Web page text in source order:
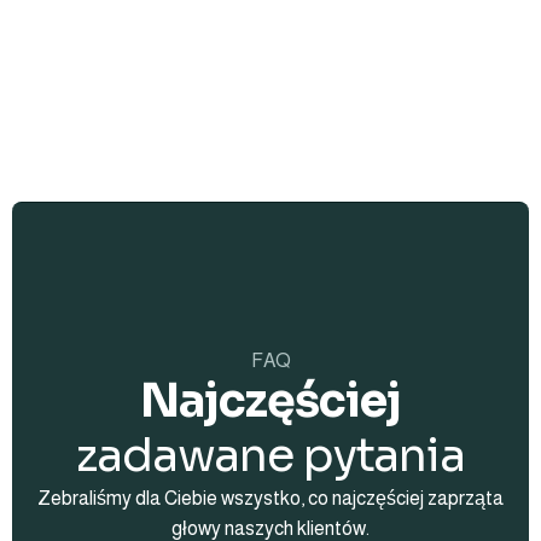
FAQ
Najczęściej
zadawane pytania
Zebraliśmy dla Ciebie wszystko, co najczęściej zaprząta
głowy naszych klientów.